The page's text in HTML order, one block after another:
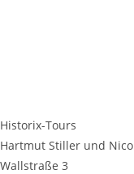
Historix-Tours
Hartmut Stiller und
Wallstraße 3